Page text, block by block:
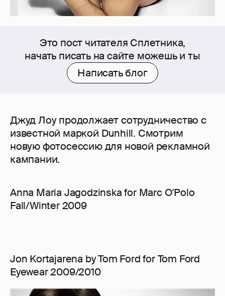
Это пост читателя Сплетника,
начать писать на сайте можешь и ты
Написать блог
Джуд Лоу продолжает сотрудничество с
известной маркой Dunhill. Смотрим
новую фотосессию для новой рекламной
кампании.
Anna Maria Jagodzinska for Marc O'Polo
Fall/Winter 2009
Jon Kortajarena by Tom Ford for Tom Ford
Eyewear 2009/2010